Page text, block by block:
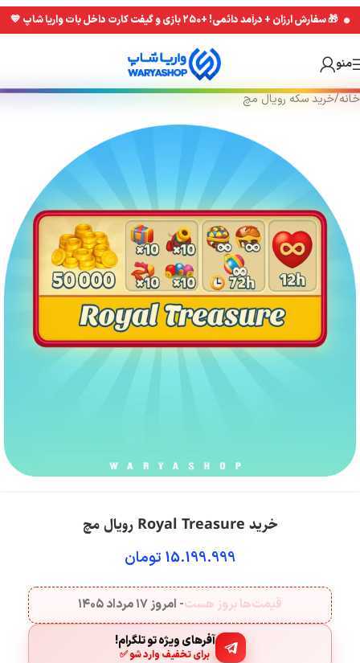
Skip
to
Skip
to
content
🎁 سفارش ارزان + درآمد دائمی! +۲۵۰ بازی و گیفت کارت داخل بات واریا شاپ 💙
منو
خانه/خرید سکه رویال مچ
خرید Royal Treasure رویال مچ
15.199.999 تومان
قیمت‌ها بروز هست- امروز۱۷ مرداد ۱۴۰۵
آفرهای ویژه تو تلگرام!
برای تخفیف وارد شو ✅